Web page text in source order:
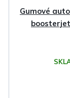
Gumové